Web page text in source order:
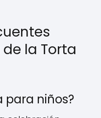
la Torta
para niños?